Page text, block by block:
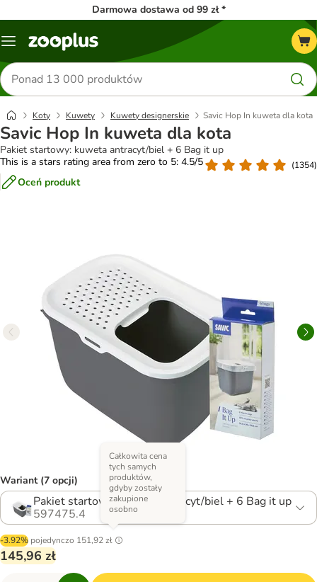
Darmowa dostawa od 99 zł *
Menu
Szukaj
produktów
Koty Kuwety Kuwety designerskie Savic Hop In kuweta dla kota
Savic Hop In kuweta dla kota
Pakiet startowy: kuweta antracyt/biel + 6 Bag it up
This is a stars rating area from zero to 5: 4.5/5
(1354)
Oceń produkt
Wariant (7 opcji)
Pakiet startowy: kuweta antracyt/biel + 6 Bag it up
597475.4
-3.92% pojedynczo 151,92 zł
Całkowita cena
tych samych
produktów,
gdyby zostały
zakupione
osobno
145,96 zł